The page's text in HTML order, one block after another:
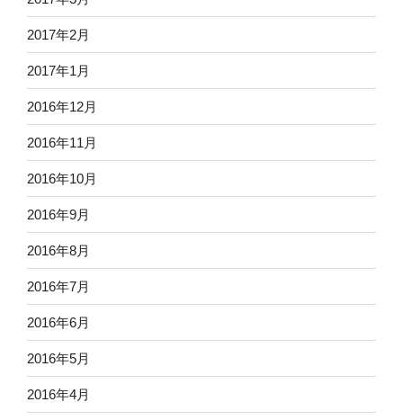
2017年2月
2017年1月
2016年12月
2016年11月
2016年10月
2016年9月
2016年8月
2016年7月
2016年6月
2016年5月
2016年4月